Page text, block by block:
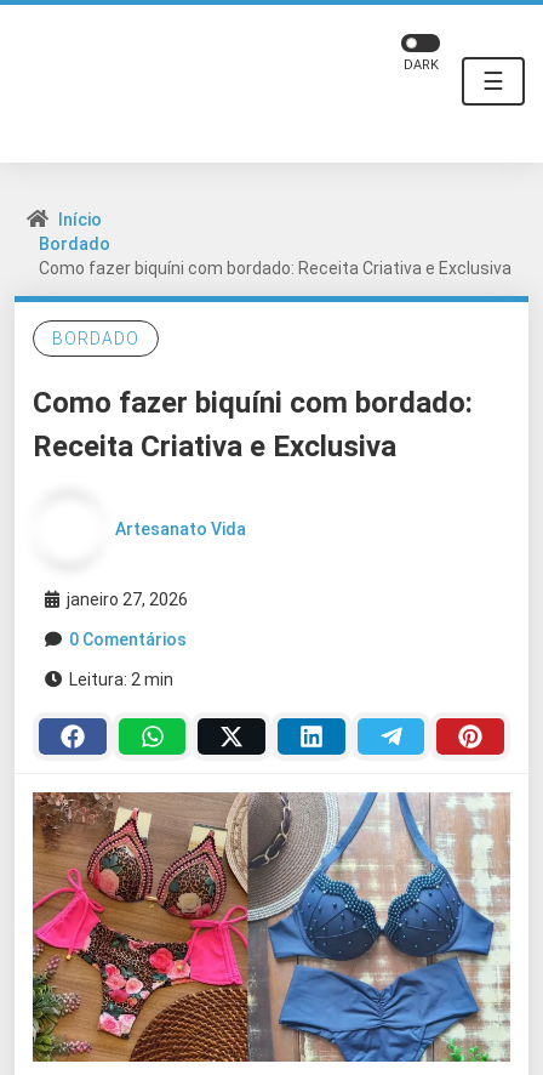
☰
DARK
Início
Bordado
Como fazer biquíni com bordado: Receita Criativa e Exclusiva
BORDADO
Como fazer biquíni com bordado:
Receita Criativa e Exclusiva
Artesanato Vida
janeiro 27, 2026
0 Comentários
Leitura: 2 min